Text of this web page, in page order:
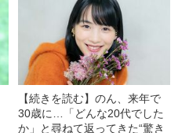
【続きを読む】のん、来年で
30歳に…「どんな20代でした
か」と尋ねて返ってきた“驚き